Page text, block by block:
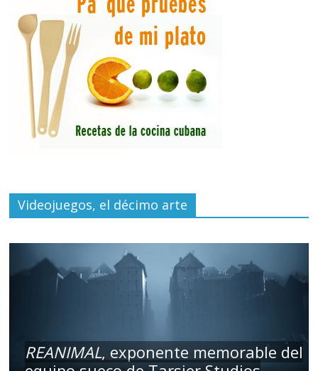
Videojuegos, el décimo arte
REANIMAL, exponente memorable del